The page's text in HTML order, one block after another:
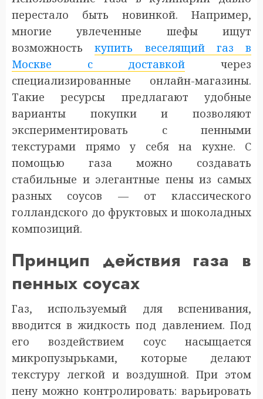
перестало быть новинкой. Например,
многие увлеченные шефы ищут
возможностькупить веселящий газ в
Москве с доставкой через
специализированные онлайн-магазины.
Такие ресурсы предлагают удобные
варианты покупки и позволяют
экспериментировать с пенными
текстурами прямо у себя на кухне. С
помощью газа можно создавать
стабильные и элегантные пены из самых
разных соусов — от классического
голландского до фруктовых и шоколадных
композиций.
Принцип действия газа в
пенных соусах
Газ, используемый для вспенивания,
вводится в жидкость под давлением. Под
его воздействием соус насыщается
микропузырьками, которые делают
текстуру легкой и воздушной. При этом
пену можно контролировать: варьировать